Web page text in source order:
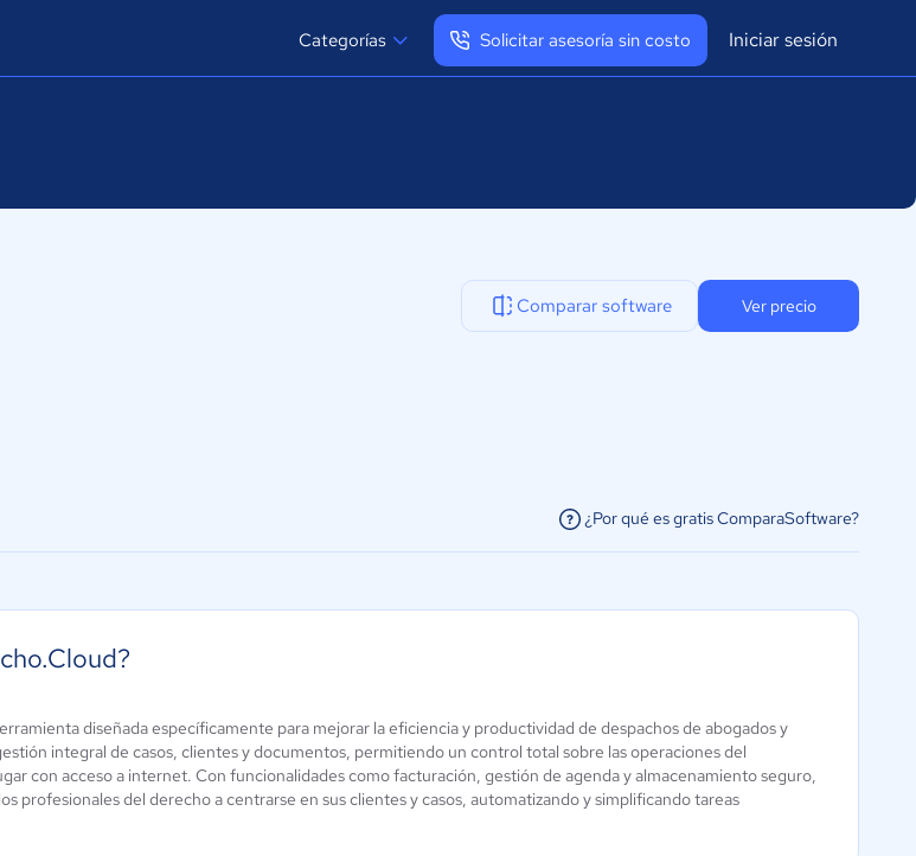
Categorías Solicitar asesoría sin costo Iniciar sesión
Comparar software Ver precio
¿Por qué es gratis ComparaSoftware?
Legalsurf
Aún sin
MatterSuite -
ELM Software
C-Guard Pro
Aún sin
diseñada específicamente para mejorar la eficiencia y productividad de despachos de abogados y
integral de casos, clientes y documentos, permitiendo un control total sobre las operaciones del
con acceso a internet. Con funcionalidades como facturación, gestión de agenda y almacenamiento seguro,
profesionales del derecho a centrarse en sus clientes y casos, automatizando y simplificando tareas